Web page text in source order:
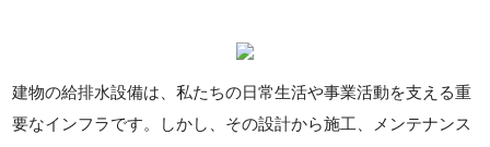
建物の給排水設備は、私たちの日常生活や事業活動を支える重
要なインフラです。しかし、その設計から施工、メンテナンス